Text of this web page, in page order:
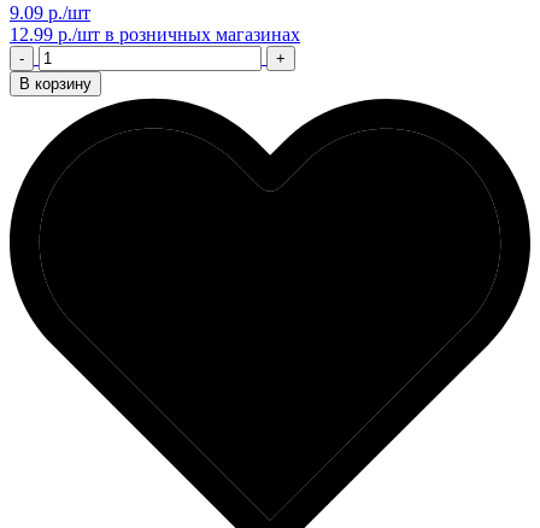
9.09 р./шт
12.99 р./шт в розничных магазинах
-
+
В корзину